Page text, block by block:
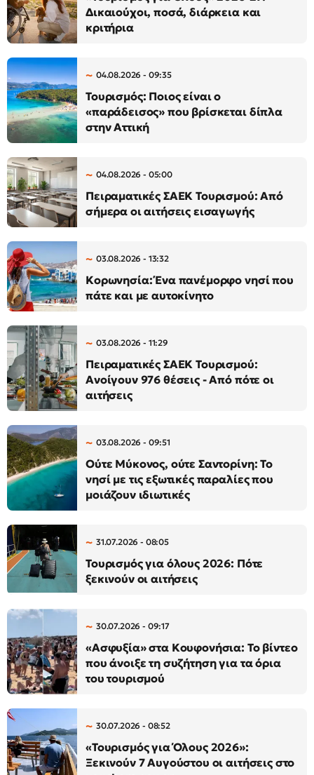
Δικαιούχοι, ποσά, διάρκεια και
κριτήρια
04.08.2026 - 09:35
Τουρισμός: Ποιος είναι ο
«παράδεισος» που βρίσκεται δίπλα
στην Αττική
04.08.2026 - 05:00
Πειραματικές ΣΑΕΚ Τουρισμού: Από
σήμερα οι αιτήσεις εισαγωγής
03.08.2026 - 13:32
Κορωνησία: Ένα πανέμορφο νησί που
πάτε και με αυτοκίνητο
03.08.2026 - 11:29
Πειραματικές ΣΑΕΚ Τουρισμού:
Ανοίγουν 976 θέσεις - Από πότε οι
αιτήσεις
03.08.2026 - 09:51
Ούτε Μύκονος, ούτε Σαντορίνη: Το
νησί με τις εξωτικές παραλίες που
μοιάζουν ιδιωτικές
31.07.2026 - 08:05
Τουρισμός για όλους 2026: Πότε
ξεκινούν οι αιτήσεις
30.07.2026 - 09:17
«Ασφυξία» στα Κουφονήσια: Το βίντεο
που άνοιξε τη συζήτηση για τα όρια
του τουρισμού
30.07.2026 - 08:52
«Τουρισμός για Όλους 2026»:
Ξεκινούν 7 Αυγούστου οι αιτήσεις στο